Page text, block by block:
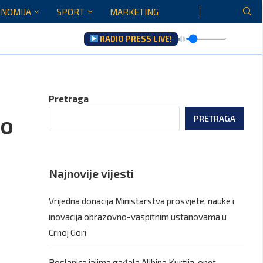
SPORT MARKETING
saradnje govoriće...
RADIO PRESS LIVE!
Pretraga
PRETRAGA
Najnovije vijesti
Vrijedna donacija Ministarstva prosvjete, nauke i
inovacija obrazovno-vaspitnim ustanovama u
Crnoj Gori